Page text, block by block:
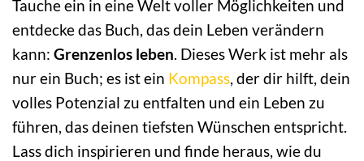
Tauche ein in eine Welt voller Möglichkeiten und
entdecke das Buch, das dein Leben verändern
kann: Grenzenlos leben . Dieses Werk ist mehr als
nur ein Buch; es ist ein Kompass , der dir hilft, dein
volles Potenzial zu entfalten und ein Leben zu
führen, das deinen tiefsten Wünschen entspricht.
Lass dich inspirieren und finde heraus, wie du